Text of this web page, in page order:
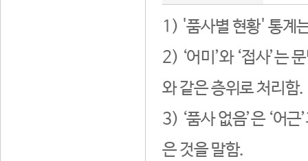
1) '품사별 현황' 통계
2) ‘어미’와 ‘접사’는
와 같은 층위로 처리함.
3) ‘품사 없음’은 ‘어
은 것을 말함.